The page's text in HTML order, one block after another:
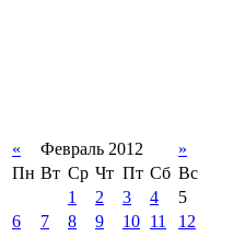
« Февраль 2012
»
Пн Вт Ср Чт Пт Сб Вс
1
2 3 4
5
6
7 8 9 10 11
12